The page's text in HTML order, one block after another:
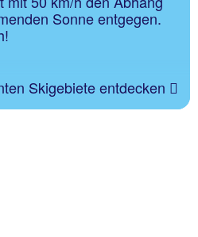
Sonne entgegen.
Skigebiete entdecken